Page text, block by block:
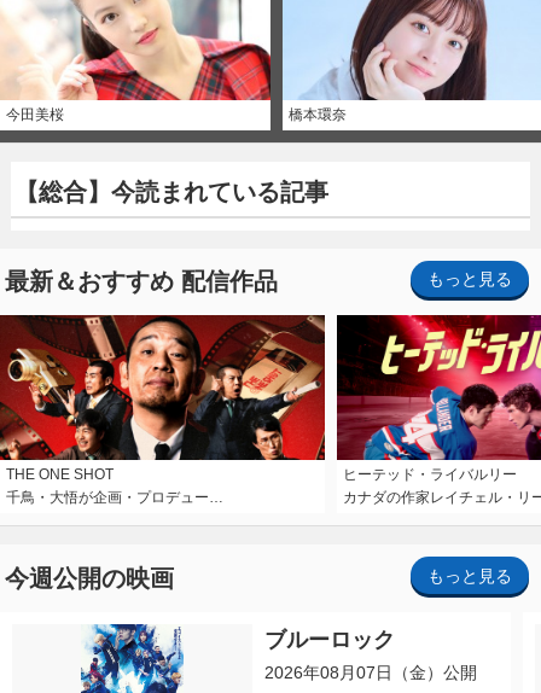
今田美桜 橋本環奈
【総合】今読まれている記事
最新＆おすすめ 配信作品 もっと見る
THE ONE SHOT
千鳥・大悟が企画・プロデュー…
ヒーテッド・ライバルリー
カナダの作家レイチェル・リ
今週公開の映画 もっと見る
ブルーロック
2026年08月07日（金）公開